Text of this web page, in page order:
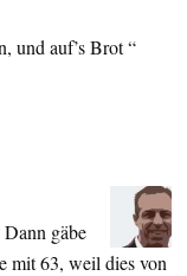
und auf’s Brot “
gäbe
mit 63, weil dies von